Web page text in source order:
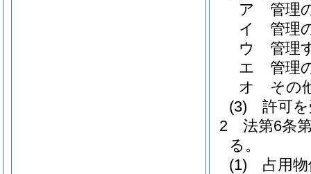
ア
管理
イ
管理
ウ
管理
エ
管理
オ
その
(3)
許可
2
法第6条
る。
(1)
占用